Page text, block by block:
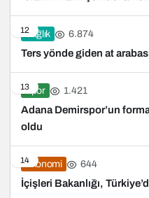
12Sağlık 6.874
Ters yönde giden at
13Spor 1.421
Adana Demirspor’un
oldu
14Ekonomi 644
İçişleri Bakanlığı,